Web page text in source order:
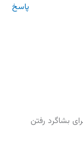
پاسخ
بشاگرد رفتن